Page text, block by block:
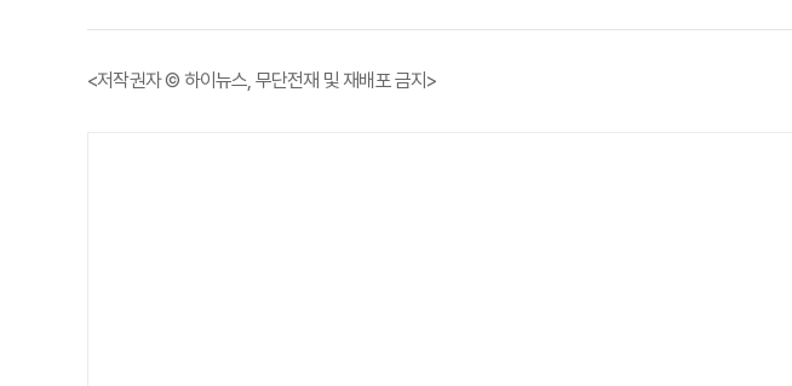
<저작권자 © 하이뉴스, 무단전재 및 재배포 금지>